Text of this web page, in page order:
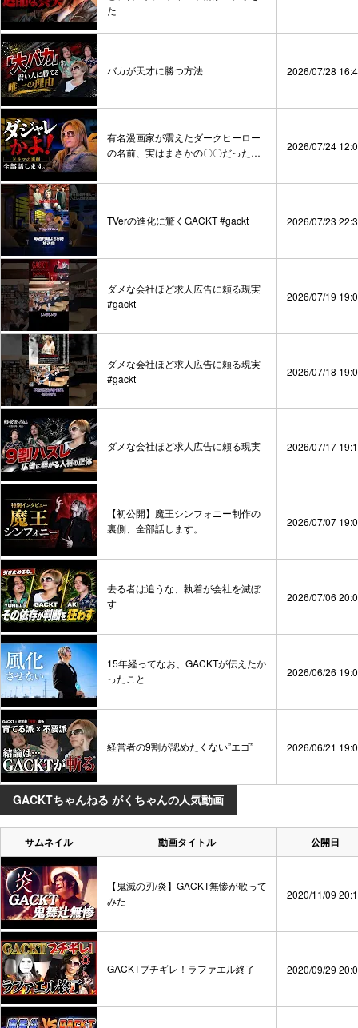
た
バカが天才に勝つ方法 2026/07/28
有名漫画家が震えたダークヒーロー
の名前、実はまさかの〇〇だった…
2026/07/24
TVerの進化に驚くGACKT #gackt 2026/07/23
ダメな会社ほど求人広告に頼る現実
#gackt
2026/07/19
ダメな会社ほど求人広告に頼る現実
#gackt
2026/07/18
ダメな会社ほど求人広告に頼る現実 2026/07/17
【初公開】魔王シンフォニー制作の
裏側、全部話します。
2026/07/07
去る者は追うな、執着が会社を滅ぼ
す
2026/07/06
15年経ってなお、GACKTが伝えたか
ったこと
2026/06/26
経営者の9割が認めたくない”エゴ” 2026/06/21
GACKTちゃんねる がくちゃんの人気動画
サムネイル 動画タイトル 公開日
【鬼滅の刃/炎】GACKT無惨が歌って
みた
2020/11/09
GACKTブチギレ！ラファエル終了 2020/09/29